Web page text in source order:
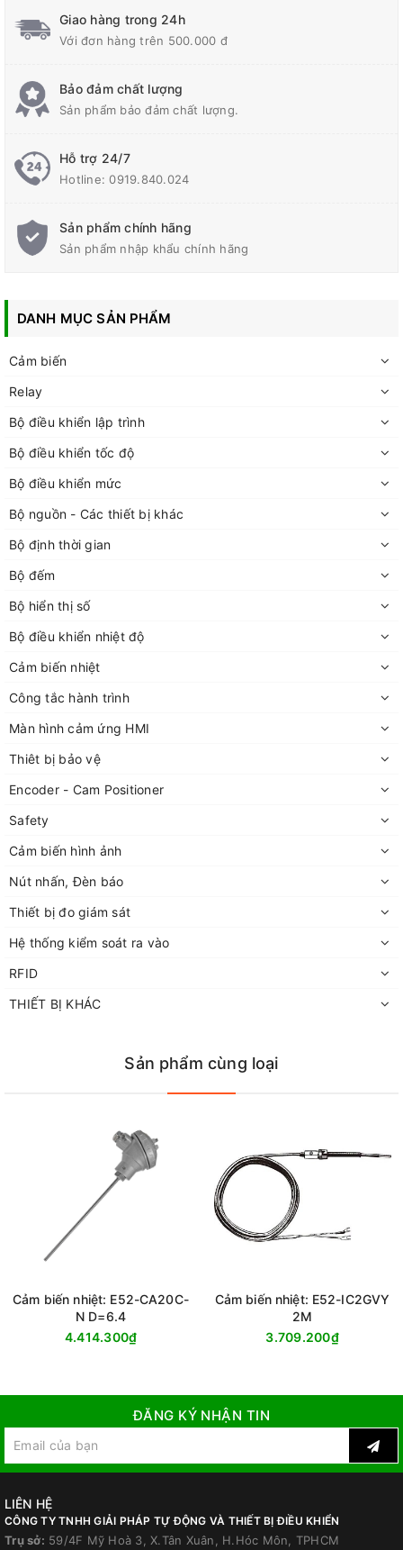
Giao hàng trong 24h
Với đơn hàng trên 500.000 đ
Bảo đảm chất lượng
Sản phẩm bảo đảm chất lượng.
Hỗ trợ 24/7
Hotline:0919.840.024
Sản phẩm chính hãng
Sản phẩm nhập khẩu chính hãng
DANH MỤC SẢN PHẨM
Cảm biến
Relay
Bộ điều khiển lập trình
Bộ điều khiển tốc độ
Bộ điều khiển mức
Bộ nguồn - Các thiết bị khác
Bộ định thời gian
Bộ đếm
Bộ hiển thị số
Bộ điều khiển nhiệt độ
Cảm biến nhiệt
Công tắc hành trình
Màn hình cảm ứng HMI
Thiêt bị bảo vệ
Encoder - Cam Positioner
Safety
Cảm biến hình ảnh
Nút nhấn, Đèn báo
Thiết bị đo giám sát
Hệ thống kiểm soát ra vào
RFID
THIẾT BỊ KHÁC
Sản phẩm cùng loại
Cảm biến nhiệt: E52-CA20C-
N D=6.4
4.414.300₫
Cảm biến nhiệt: E52-IC2GVY
2M
3.709.200₫
ĐĂNG KÝ NHẬN TIN
LIÊN HỆ
CÔNG TY TNHH GIẢI PHÁP TỰ ĐỘNG VÀ THIẾT BỊ ĐIỀU KHIỂN
Trụ sở: 59/4F Mỹ Hoà 3, X.Tân Xuân, H.Hóc Môn, TPHCM